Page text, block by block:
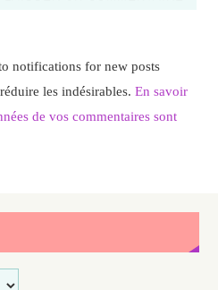
notifications for new posts
les indésirables. En savoir
de vos commentaires sont